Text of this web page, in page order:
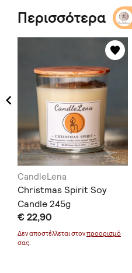
Περισσότερα
CandleLena
Christmas Spirit Soy
Candle 245g
€ 22,90
Δεν αποστέλλεται στονπροορισμό
σας.